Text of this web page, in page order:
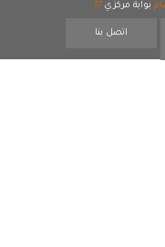
بوابة مركزي 17
اتصل بنا